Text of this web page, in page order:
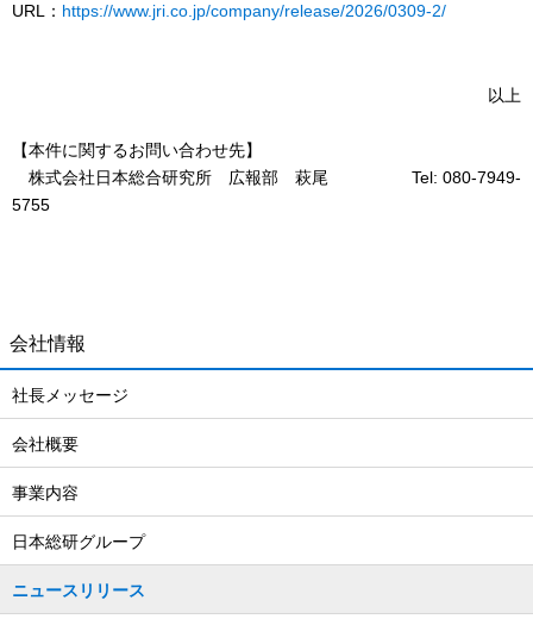
URL： https://www.jri.co.jp/company/release/2026/0309-2/
以上
【本件に関するお問い合わせ先】
株式会社日本総合研究所 広報部 萩尾 Tel: 080-7949-
5755
会社情報
社長メッセージ
会社概要
事業内容
日本総研グループ
ニュースリリース